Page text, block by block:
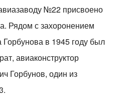
№22 присвоено
Рядом с захоронением
в 1945 году был
авиаконструктор
Горбунов, один из